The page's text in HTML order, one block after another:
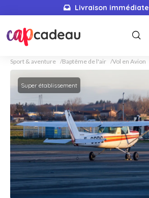
Livraison immédiate
Sport & aventure Baptême de l'air Vol en Avion
Super établissement